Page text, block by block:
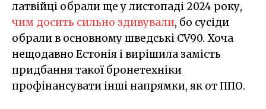
латвійці обрали ще у листопаді 2024 року,
чим досить сильно здивували, бо сусіди
обрали в основному шведські CV90. Хоча
нещодавно Естонія і вирішила замість
придбання такої бронетехніки
профінансувати інші напрямки, як от ППО.